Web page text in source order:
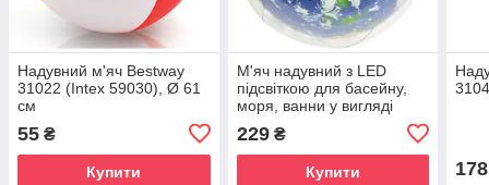
Надувний м'яч Bestway
31022 (Intex 59030), Ø 61
см
55 ₴
Купити
М'яч надувний з LED
підсвіткою для басейну,
моря, ванни у вигляді
31045, Ø 61 см
229₴
Купити 178